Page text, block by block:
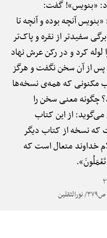
«بنویس»! گفت:
آنچه بوده و آنچه تا
سفیدتر از نقره و پاک‌تر
کرد و در رکن عرش نهاد
پس از آن سخن نگفت و هرگز
مکنونی که همه‌ی نسخه‌ها
چگونه معنی سخن را
از این کتاب
که نسخه از کتاب دیگر
خداوند متعال است که